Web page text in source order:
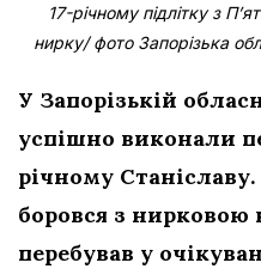
17-річному підлітку з
нирку/ фото Запорізька
У Запорізькій
успішно виконали
річному
боровся з нирковою
перебував у